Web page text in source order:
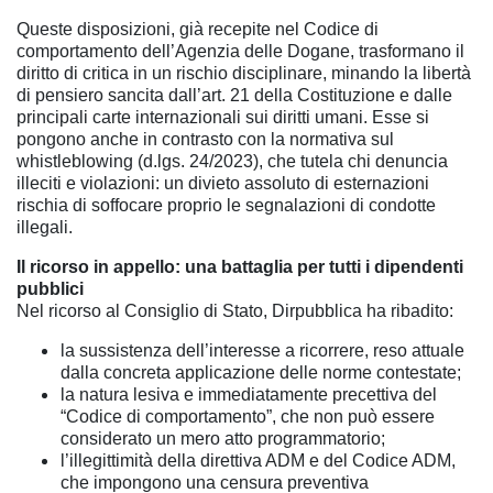
Queste disposizioni, già recepite nel Codice di
comportamento dell’Agenzia delle Dogane, trasformano il
diritto di critica in un rischio disciplinare, minando la libertà
di pensiero sancita dall’art. 21 della Costituzione e dalle
principali carte internazionali sui diritti umani. Esse si
pongono anche in contrasto con la normativa sul
whistleblowing (d.lgs. 24/2023), che tutela chi denuncia
illeciti e violazioni: un divieto assoluto di esternazioni
rischia di soffocare proprio le segnalazioni di condotte
illegali.
Il ricorso in appello: una battaglia per tutti i dipendenti
pubblici
Nel ricorso al Consiglio di Stato, Dirpubblica ha ribadito:
la sussistenza dell’interesse a ricorrere, reso attuale
dalla concreta applicazione delle norme contestate;
la natura lesiva e immediatamente precettiva del
“Codice di comportamento”, che non può essere
considerato un mero atto programmatorio;
l’illegittimità della direttiva ADM e del Codice ADM,
che impongono una censura preventiva